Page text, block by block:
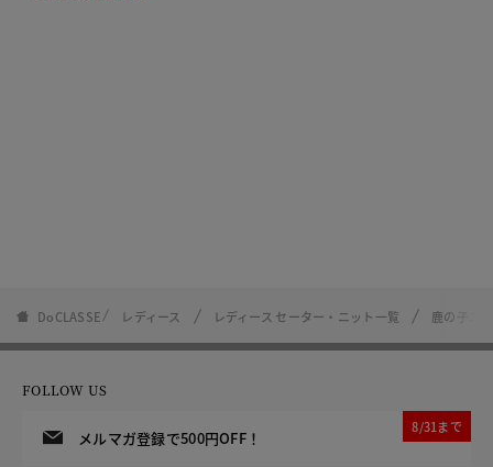
DoCLASSE レディース レディース セーター・ニット一覧 鹿の子ニ
FOLLOW US
メルマガ登録で500円OFF！
8/31まで